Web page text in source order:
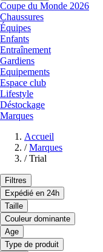
Coupe du Monde 2026
Chaussures
Équipes
Enfants
Entraînement
Gardiens
Equipements
Espace club
Lifestyle
Déstockage
Marques
Accueil
/ Marques
/ Trial
Filtres
Expédié en 24h
Taille
Couleur dominante
Age
Type de produit